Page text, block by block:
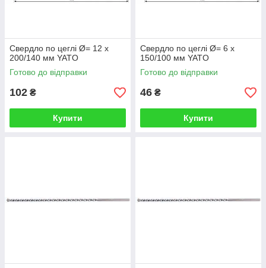
Свердло по цеглі Ø= 12 х
200/140 мм YATO
Готово до відправки
102 ₴
Купити
Свердло по цеглі Ø= 6 х
150/100 мм YATO
Готово до відправки
46 ₴
Купити